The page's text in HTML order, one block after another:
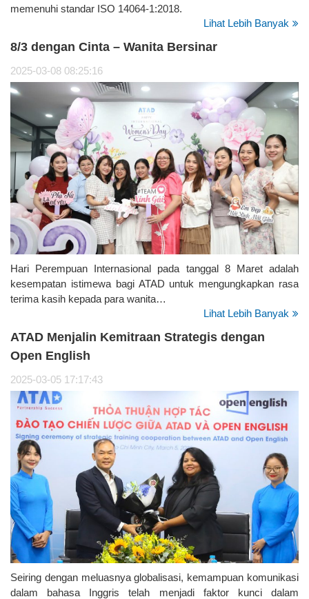
memenuhi standar ISO 14064-1:2018.
Lihat Lebih Banyak
8/3 dengan Cinta – Wanita Bersinar
2025-03-08 08:25:16
Hari Perempuan Internasional pada tanggal 8 Maret adalah
kesempatan istimewa bagi ATAD untuk mengungkapkan rasa
terima kasih kepada para wanita…
Lihat Lebih Banyak
ATAD Menjalin Kemitraan Strategis dengan
Open English
2025-03-05 17:17:43
Seiring dengan meluasnya globalisasi, kemampuan komunikasi
dalam bahasa Inggris telah menjadi faktor kunci dalam